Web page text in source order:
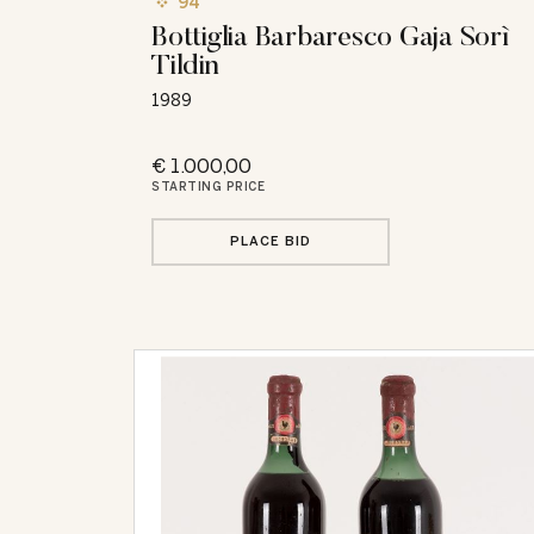
Bottiglia Barbaresco Gaja Sorì
Tildin
1989
€ 1.000,00
STARTING PRICE
PLACE BID